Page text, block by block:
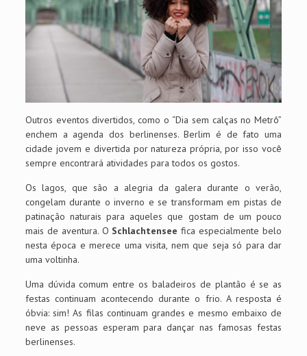
Outros eventos divertidos, como o “Dia sem calças no Metrô”
enchem a agenda dos berlinenses. Berlim é de fato uma
cidade jovem e divertida por natureza própria, por isso você
sempre encontrará atividades para todos os gostos.
Os lagos, que são a alegria da galera durante o verão,
congelam durante o inverno e se transformam em pistas de
patinação naturais para aqueles que gostam de um pouco
mais de aventura. O Schlachtensee fica especialmente belo
nesta época e merece uma visita, nem que seja só para dar
uma voltinha.
Uma dúvida comum entre os baladeiros de plantão é se as
festas continuam acontecendo durante o frio. A resposta é
óbvia: sim! As filas continuam grandes e mesmo embaixo de
neve as pessoas esperam para dançar nas famosas festas
berlinenses.